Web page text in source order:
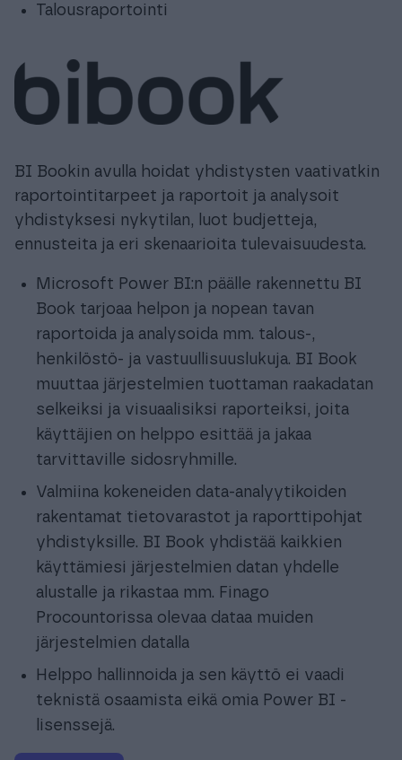
Talousraportointi
BI Bookin avulla hoidat yhdistysten vaativatkin
raportointitarpeet ja raportoit ja analysoit
yhdistyksesi nykytilan, luot budjetteja,
ennusteita ja eri skenaarioita tulevaisuudesta.
Microsoft Power BI:n päälle rakennettu BI
Book tarjoaa helpon ja nopean tavan
raportoida ja analysoida mm. talous-,
henkilöstö- ja vastuullisuuslukuja. BI Book
muuttaa järjestelmien tuottaman raakadatan
selkeiksi ja visuaalisiksi raporteiksi, joita
käyttäjien on helppo esittää ja jakaa
tarvittaville sidosryhmille.
Valmiina kokeneiden data-analyytikoiden
rakentamat tietovarastot ja raporttipohjat
yhdistyksille. BI Book yhdistää kaikkien
käyttämiesi järjestelmien datan yhdelle
alustalle ja rikastaa mm. Finago
Procountorissa olevaa dataa muiden
järjestelmien datalla
Helppo hallinnoida ja sen käyttö ei vaadi
teknistä osaamista eikä omia Power BI -
lisenssejä.